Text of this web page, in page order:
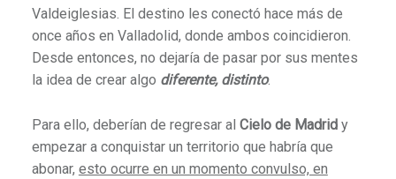
Valdeiglesias. El destino les conectó hace más de
once años en Valladolid, donde ambos coincidieron.
Desde entonces, no dejaría de pasar por sus mentes
la idea de crear algo diferente, distinto.
Para ello, deberían de regresar al Cielo de Madridy
empezar a conquistar un territorio que habría que
abonar, esto ocurre en un momento convulso, en